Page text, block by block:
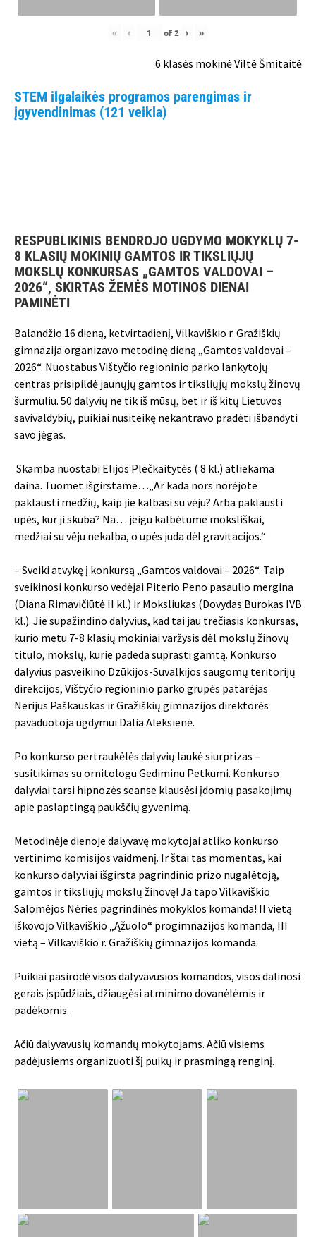
« ‹ of2 › »
6 klasės mokinė Viltė Šmitaitė
STEM ilgalaikės programos parengimas ir
įgyvendinimas (121 veikla)
RESPUBLIKINIS BENDROJO UGDYMO MOKYKLŲ 7-
8 KLASIŲ MOKINIŲ GAMTOS IR TIKSLIŲJŲ
MOKSLŲ KONKURSAS „GAMTOS VALDOVAI –
2026“, SKIRTAS ŽEMĖS MOTINOS DIENAI
PAMINĖTI
Balandžio 16 dieną, ketvirtadienį, Vilkaviškio r. Gražiškių
gimnazija organizavo metodinę dieną „Gamtos valdovai –
2026“. Nuostabus Vištyčio regioninio parko lankytojų
centras prisipildė jaunųjų gamtos ir tiksliųjų mokslų žinovų
šurmuliu. 50 dalyvių ne tik iš mūsų, bet ir iš kitų Lietuvos
savivaldybių, puikiai nusiteikę nekantravo pradėti išbandyti
savo jėgas.
Skamba nuostabi Elijos Plečkaitytės ( 8 kl.) atliekama
daina. Tuomet išgirstame…„Ar kada nors norėjote
paklausti medžių, kaip jie kalbasi su vėju? Arba paklausti
upės, kur ji skuba? Na… jeigu kalbėtume moksliškai,
medžiai su vėju nekalba, o upės juda dėl gravitacijos.“
– Sveiki atvykę į konkursą „Gamtos valdovai – 2026“. Taip
sveikinosi konkurso vedėjai Piterio Peno pasaulio mergina
(Diana Rimavičiūtė II kl.) ir Moksliukas (Dovydas Burokas IVB
kl.). Jie supažindino dalyvius, kad tai jau trečiasis konkursas,
kurio metu 7-8 klasių mokiniai varžysis dėl mokslų žinovų
titulo, mokslų, kurie padeda suprasti gamtą. Konkurso
dalyvius pasveikino Dzūkijos-Suvalkijos saugomų teritorijų
direkcijos, Vištyčio regioninio parko grupės patarėjas
Nerijus Paškauskas ir Gražiškių gimnazijos direktorės
pavaduotoja ugdymui Dalia Aleksienė.
Po konkurso pertraukėlės dalyvių laukė siurprizas –
susitikimas su ornitologu Gediminu Petkumi. Konkurso
dalyviai tarsi hipnozės seanse klausėsi įdomių pasakojimų
apie paslaptingą paukščių gyvenimą.
Metodinėje dienoje dalyvavę mokytojai atliko konkurso
vertinimo komisijos vaidmenį. Ir štai tas momentas, kai
konkurso dalyviai išgirsta pagrindinio prizo nugalėtoją,
gamtos ir tiksliųjų mokslų žinovę! Ja tapo Vilkaviškio
Salomėjos Nėries pagrindinės mokyklos komanda! II vietą
iškovojo Vilkaviškio „Ąžuolo“ progimnazijos komanda, III
vietą – Vilkaviškio r. Gražiškių gimnazijos komanda.
Puikiai pasirodė visos dalyvavusios komandos, visos dalinosi
gerais įspūdžiais, džiaugėsi atminimo dovanėlėmis ir
padėkomis.
Ačiū dalyvavusių komandų mokytojams. Ačiū visiems
padėjusiems organizuoti šį puikų ir prasmingą renginį.